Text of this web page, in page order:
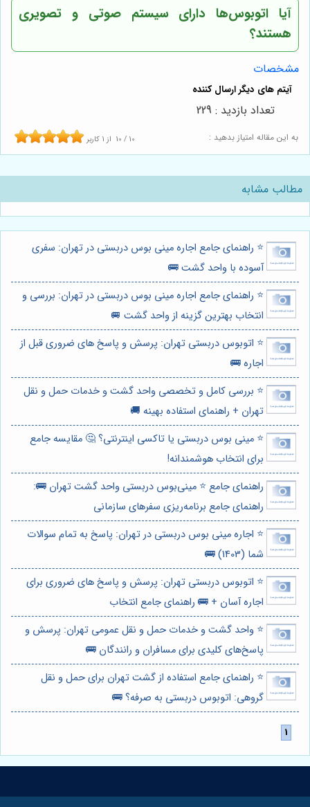
آیا اتوبوس‌ها دارای سیستم صوتی و تصویری
هستند؟
مشخصات
به این مقاله امتیاز بدهید : 10 / 10 از 1 کاربر
تعداد بازدید : 229
مطالب مشابه
⭐️ راهنمای جامع اجاره مینی بوس دربستی در تهران: سفری
آسوده با واحد گشت 🚌
⭐️ راهنمای جامع اجاره مینی بوس دربستی در تهران: بررسی و
انتخاب بهترین گزینه از واحد گشت 🚐
⭐️ اتوبوس دربستی تهران: پرسش و پاسخ های ضروری قبل از
اجاره 🚌
⭐️ بررسی کامل و تخصصی واحد گشت و خدمات حمل و نقل
تهران + راهنمای استفاده بهینه 🚚
⭐️ مینی بوس دربستی یا تاکسی اینترنتی؟ 🤔 مقایسه جامع
برای انتخاب هوشمندانه!
راهنمای جامع ⭐️ مینی‌بوس دربستی واحد گشت تهران 🚌:
راهنمای جامع برنامه‌ریزی سفرهای سازمانی
⭐️ اجاره مینی بوس دربستی در تهران: پاسخ به تمام سوالات
شما (1403) 🚌
⭐️ اتوبوس دربستی تهران: پرسش و پاسخ های ضروری برای
اجاره آسان + 🚌 راهنمای جامع انتخاب
⭐️ واحد گشت و خدمات حمل و نقل عمومی تهران: پرسش و
پاسخ‌های کلیدی برای مسافران و رانندگان 🚌
⭐️ راهنمای جامع استفاده از گشت تهران برای حمل و نقل
گروهی: اتوبوس دربستی به صرفه؟ 🚌